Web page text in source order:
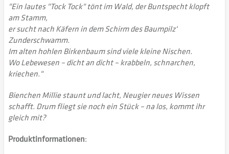
"Ein lautes "Tock Tock" tönt im Wald, der Buntspecht klopft
am Stamm,
er sucht nach Käfern in dem Schirm des Baumpilz'
Zunderschwamm.
Im alten hohlen Birkenbaum sind viele kleine Nischen.
Wo Lebewesen – dicht an dicht – krabbeln, schnarchen,
kriechen."
Bienchen Millie staunt und lacht, Neugier neues Wissen
schafft. Drum fliegt sie noch ein Stück – na los, kommt ihr
gleich mit?
Produktinformationen: